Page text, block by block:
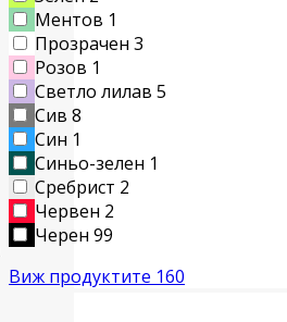
Ментов 1
Прозрачен 3
Розов 1
Светло лилав 5
Сив 8
Син 1
Синьо-зелен 1
Сребрист 2
Червен 2
Черен 99
Виж продуктите 160